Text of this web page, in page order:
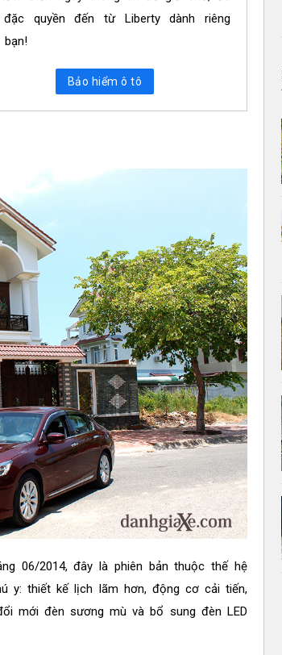
quyền đến từ Liberty dành riêng
bạn!
Bảo hiểm ô tô
06/2014, đây là phiên bản thuộc thế hệ
y: thiết kế lịch lãm hơn, động cơ cải tiến,
mới đèn sương mù và bổ sung đèn LED